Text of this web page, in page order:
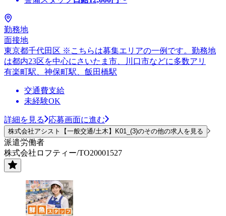
勤務地
面接地
東京都千代田区 ※こちらは募集エリアの一例です。勤務地
は都内23区を中心にさいたま市、川口市などに多数アリ
有楽町駅、神保町駅、飯田橋駅
交通費支給
未経験OK
詳細を見る 応募画面に進む
株式会社アシスト【一般交通/土木】K01_(3)のその他の求人を見る
派遣労働者
株式会社ロフティー/TO20001527